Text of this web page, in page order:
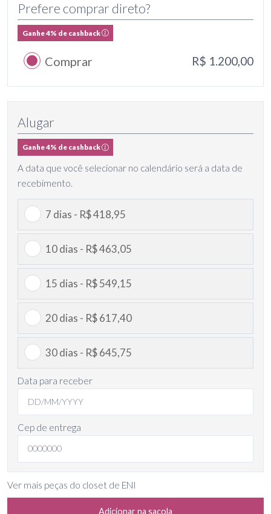
Prefere comprar direto?
Ganhe 4% de cashback
Comprar R$ 1.200,00
Alugar
Ganhe 4% de cashback
A data que você selecionar no calendário será a data de
recebimento.
7 dias - R$ 418,95
10 dias - R$ 463,05
15 dias - R$ 549,15
20 dias - R$ 617,40
30 dias - R$ 645,75
Data para receber
Cep de entrega
Ver mais peças do closet de ENI
Adicionar na sacola